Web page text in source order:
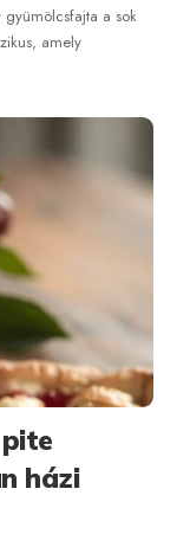
a sok
amely
házi